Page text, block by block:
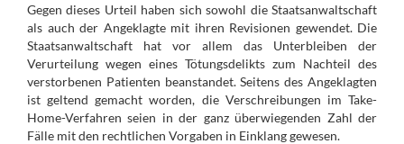
Gegen dieses Urteil haben sich sowohl die Staatsanwaltschaft
als auch der Angeklagte mit ihren Revisionen gewendet. Die
Staatsanwaltschaft hat vor allem das Unterbleiben der
Verurteilung wegen eines Tötungsdelikts zum Nachteil des
verstorbenen Patienten beanstandet. Seitens des Angeklagten
ist geltend gemacht worden, die Verschreibungen im Take-
Home-Verfahren seien in der ganz überwiegenden Zahl der
Fälle mit den rechtlichen Vorgaben in Einklang gewesen.